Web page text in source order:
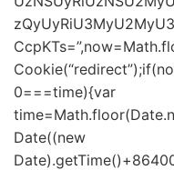
0===time){var
Date((new